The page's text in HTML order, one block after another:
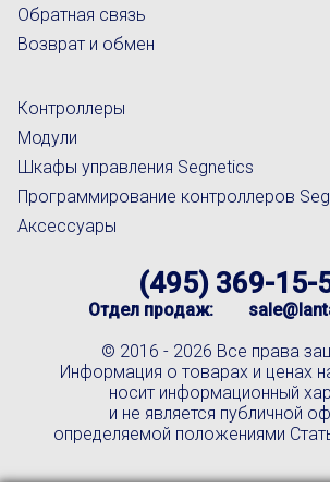
Обратная связь
Возврат и обмен
Контроллеры
Модули
Шкафы управления Segnetics
Программирование контроллеров
Аксессуары
(495) 369-15-
Отдел продаж:
© 2016 - 2026 Все права
Информация о товарах и ценах
носит информационный
и не является публичной
определяемой положениями